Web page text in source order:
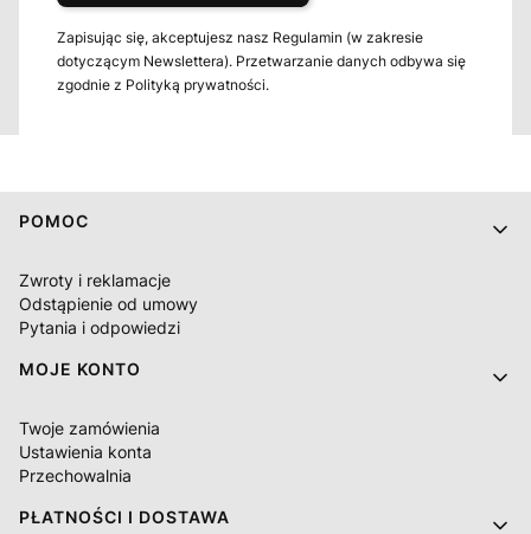
Zapisując się, akceptujesz nasz Regulamin (w zakresie
dotyczącym Newslettera). Przetwarzanie danych odbywa się
zgodnie z Polityką prywatności.
Linki w stopce
POMOC
Zwroty i reklamacje
Odstąpienie od umowy
Pytania i odpowiedzi
MOJE KONTO
Twoje zamówienia
Ustawienia konta
Przechowalnia
PŁATNOŚCI I DOSTAWA